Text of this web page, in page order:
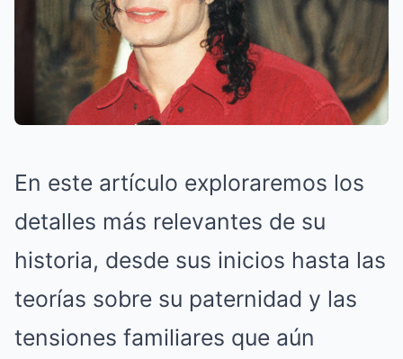
En este artículo exploraremos los
detalles más relevantes de su
historia, desde sus inicios hasta las
teorías sobre su paternidad y las
tensiones familiares que aún